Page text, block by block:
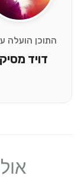
התוכן הועלה
דויד